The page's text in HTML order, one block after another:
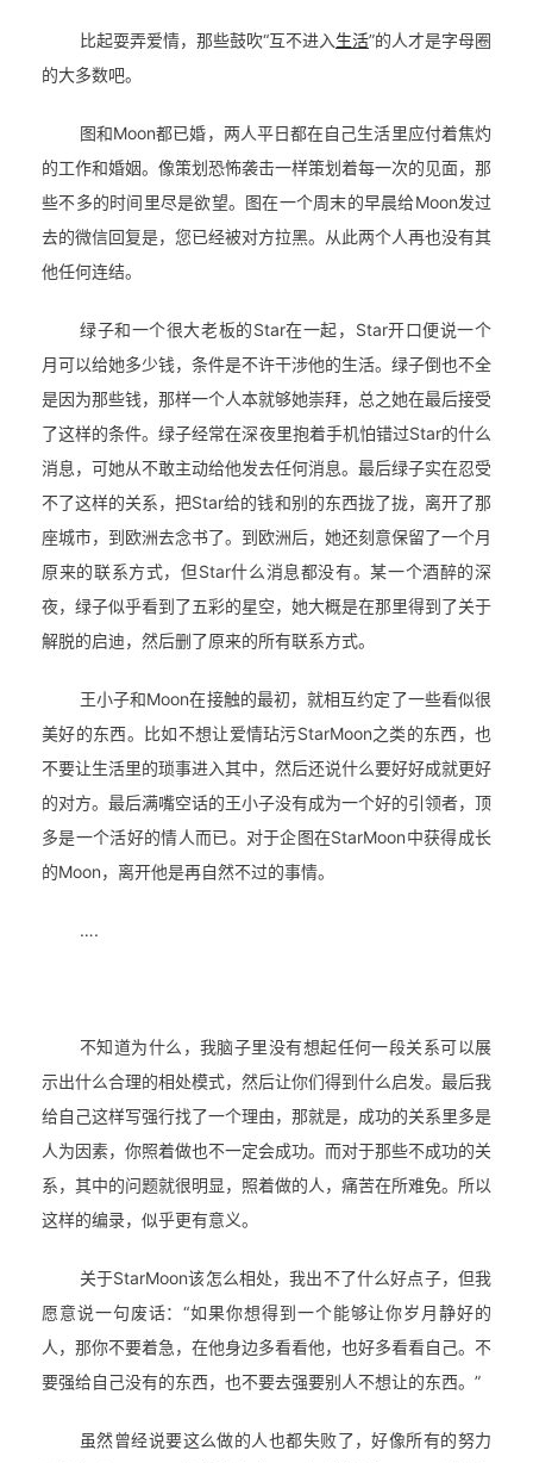
比起耍弄爱情，那些鼓吹“互不进入生活”的人才是字母圈
的大多数吧。
图和Moon都已婚，两人平日都在自己生活里应付着焦灼
的工作和婚姻。像策划恐怖袭击一样策划着每一次的见面，那
些不多的时间里尽是欲望。图在一个周末的早晨给Moon发过
去的微信回复是，您已经被对方拉黑。从此两个人再也没有其
他任何连结。
绿子和一个很大老板的Star在一起，Star开口便说一个
月可以给她多少钱，条件是不许干涉他的生活。绿子倒也不全
是因为那些钱，那样一个人本就够她崇拜，总之她在最后接受
了这样的条件。绿子经常在深夜里抱着手机怕错过Star的什么
消息，可她从不敢主动给他发去任何消息。最后绿子实在忍受
不了这样的关系，把Star给的钱和别的东西拢了拢，离开了那
座城市，到欧洲去念书了。到欧洲后，她还刻意保留了一个月
原来的联系方式，但Star什么消息都没有。某一个酒醉的深
夜，绿子似乎看到了五彩的星空，她大概是在那里得到了关于
解脱的启迪，然后删了原来的所有联系方式。
王小子和Moon在接触的最初，就相互约定了一些看似很
美好的东西。比如不想让爱情玷污StarMoon之类的东西，也
不要让生活里的琐事进入其中，然后还说什么要好好成就更好
的对方。最后满嘴空话的王小子没有成为一个好的引领者，顶
多是一个活好的情人而已。对于企图在StarMoon中获得成长
的Moon，离开他是再自然不过的事情。
….
不知道为什么，我脑子里没有想起任何一段关系可以展
示出什么合理的相处模式，然后让你们得到什么启发。最后我
给自己这样写强行找了一个理由，那就是，成功的关系里多是
人为因素，你照着做也不一定会成功。而对于那些不成功的关
系，其中的问题就很明显，照着做的人，痛苦在所难免。所以
这样的编录，似乎更有意义。
关于StarMoon该怎么相处，我出不了什么好点子，但我
愿意说一句废话：“如果你想得到一个能够让你岁月静好的
人，那你不要着急，在他身边多看看他，也好多看看自己。不
要强给自己没有的东西，也不要去强要别人不想让的东西。”
虽然曾经说要这么做的人也都失败了，好像所有的努力